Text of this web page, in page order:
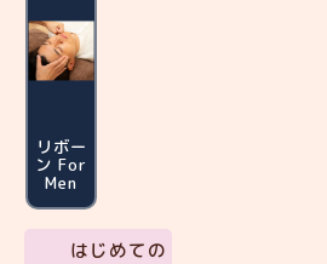
リボー
ン For
Men
はじめての